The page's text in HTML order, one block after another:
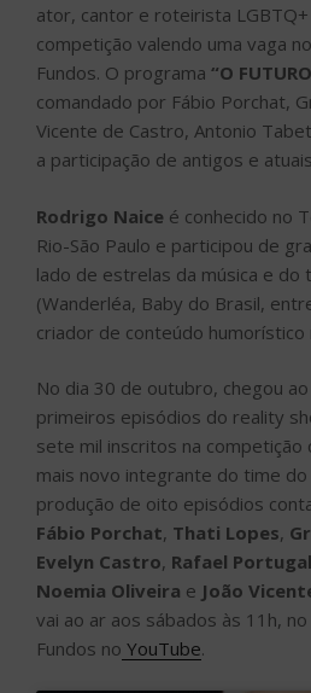
ator, cantor e roteirista
competição valendo uma vaga
Fundos. O programa “O
comandado por Fábio Porchat,
Vicente de Castro, Antonio
a participação de antigos e
Rodrigo Naice é conhecido no
Rio-São Paulo e participou de
lado de estrelas da música e do
(Wanderléa, Baby do Brasil,
criador de conteúdo humorístico
No dia 30 de outubro, chegou
primeiros episódios do reality
sete mil inscritos na competição
mais novo integrante do time
produção de oito episódios
Fábio Porchat, Thati Lopes,
Evelyn Castro, Rafael Portugal
Noemia Oliveira e João
vai ao ar aos sábados às 11h,
Fundos no YouTube.